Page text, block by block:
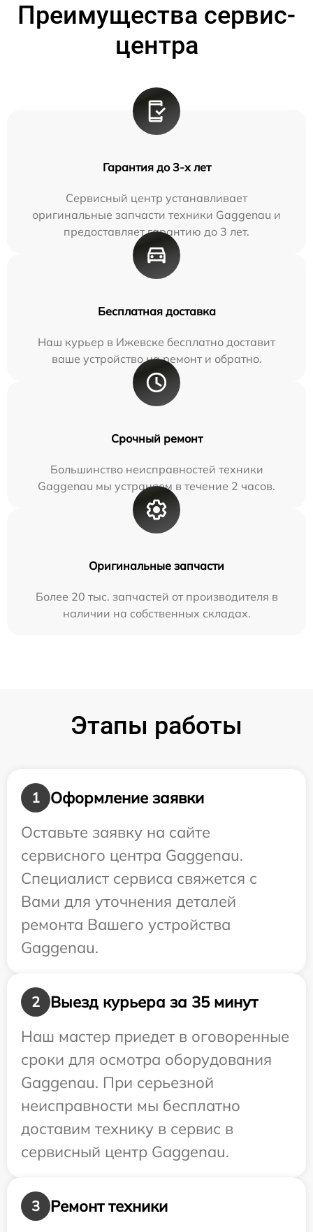
Преимущества сервис-
центра
Гарантия до 3-х лет
Сервисный центр устанавливает
оригинальные запчасти техники Gaggenau и
предоставляет гарантию до 3 лет.
Бесплатная доставка
Наш курьер в Ижевске бесплатно доставит
ваше устройство на ремонт и обратно.
Срочный ремонт
Большинство неисправностей техники
Gaggenau мы устраняем в течение 2 часов.
Оригинальные запчасти
Более 20 тыс. запчастей от производителя в
наличии на собственных складах.
Этапы работы
1
Оформление заявки
Оставьте заявку на сайте
сервисного центра Gaggenau.
Специалист сервиса свяжется с
Вами для уточнения деталей
ремонта Вашего устройства
Gaggenau.
2
Выезд курьера за 35 минут
Наш мастер приедет в оговоренные
сроки для осмотра оборудования
Gaggenau. При серьезной
неисправности мы бесплатно
доставим технику в сервис в
сервисный центр Gaggenau.
3
Ремонт техники